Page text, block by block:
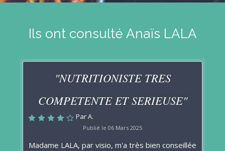
Ils ont consulté Anaïs LALA
"NUTRITIONISTE TRES
COMPETENTE ET SERIEUSE"
Par A.
Publié le 06 Mars 2025
Madame LALA, par visio, m'a très bien conseillée